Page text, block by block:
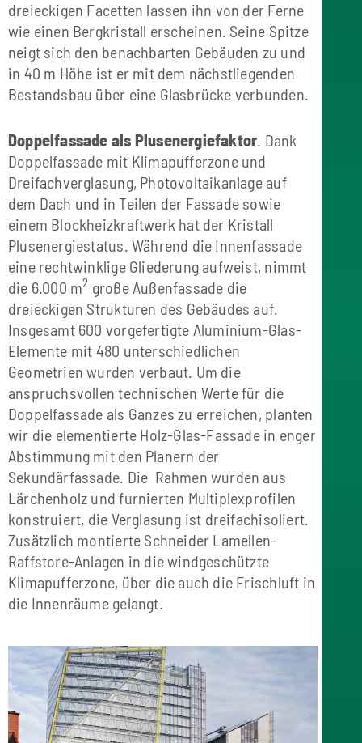
dreieckigen Facetten lassen ihn von der Ferne
wie einen Bergkristall erscheinen. Seine Spitze
neigt sich den benachbarten Gebäuden zu und
in 40 m Höhe ist er mit dem nächstliegenden
Bestandsbau über eine Glasbrücke verbunden.
Doppelfassade als Plusenergiefaktor. Dank
Doppelfassade mit Klimapufferzone und
Dreifachverglasung, Photovoltaikanlage auf
dem Dach und in Teilen der Fassade sowie
einem Blockheizkraftwerk hat der Kristall
Plusenergiestatus. Während die Innenfassade
eine rechtwinklige Gliederung aufweist, nimmt
die 6.000 m2 große Außenfassade die
dreieckigen Strukturen des Gebäudes auf.
Insgesamt 600 vorgefertigte Aluminium-Glas-
Elemente mit 480 unterschiedlichen
Geometrien wurden verbaut. Um die
anspruchsvollen technischen Werte für die
Doppelfassade als Ganzes zu erreichen, planten
wir die elementierte Holz-Glas-Fassade in enger
Abstimmung mit den Planern der
Sekundärfassade. Die Rahmen wurden aus
Lärchenholz und furnierten Multiplexprofilen
konstruiert, die Verglasung ist dreifachisoliert.
Zusätzlich montierte Schneider Lamellen-
Raffstore-Anlagen in die windgeschützte
Klimapufferzone, über die auch die Frischluft in
die Innenräume gelangt.